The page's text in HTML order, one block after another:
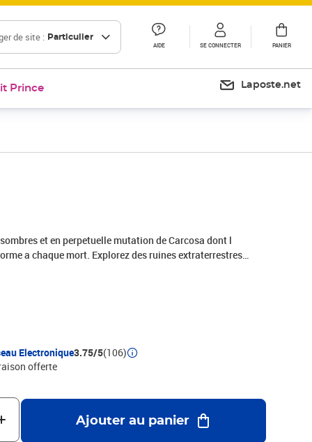
de site : Particulier
AIDE SE CONNECTER PANIER
Prince Laposte.net
et en perpetuelle mutation de Carcosa dont l
a chaque mort. Explorez des ruines extraterrestres
entourees de mystere et des biomes atmospheriques
personne a la fois rapide fluide et cinematographique.
parades et deplacez vous avec precision pour survivre aux
en faisant evoluer vos armes et capacites grace a la
Electronique3.75/5(106)
offerte
Ajouter au panier